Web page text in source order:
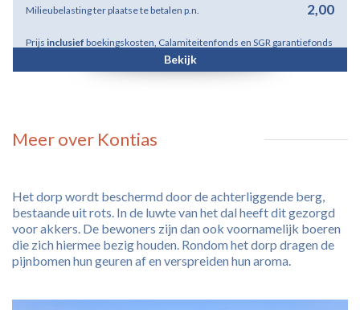
Milieubelasting ter plaatse te betalen p.n. 2,00
Prijs inclusief boekingskosten, Calamiteitenfonds en SGR garantiefonds
Bekijk
Meer over Kontias
Het dorp wordt beschermd door de achterliggende berg,
bestaande uit rots. In de luwte van het dal heeft dit gezorgd
voor akkers. De bewoners zijn dan ook voornamelijk boeren
die zich hiermee bezig houden. Rondom het dorp dragen de
pijnbomen hun geuren af en verspreiden hun aroma.